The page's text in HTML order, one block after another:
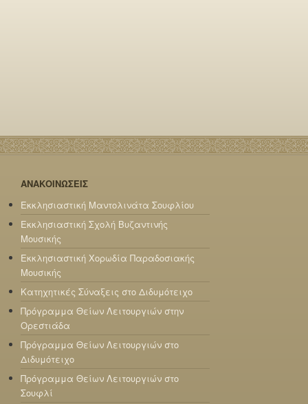
ΑΝΑΚΟΙΝΩΣΕΙΣ
Εκκλησιαστική Μαντολινάτα Σουφλίου
Εκκλησιαστική Σχολή Βυζαντινής
Μουσικής
Εκκλησιαστική Χορωδία Παραδοσιακής
Μουσικής
Κατηχητικές Σύναξεις στο Διδυμότειχο
Πρόγραμμα Θείων Λειτουργιών στην
Ορεστιάδα
Πρόγραμμα Θείων Λειτουργιών στο
Διδυμότειχο
Πρόγραμμα Θείων Λειτουργιών στο
Σουφλί